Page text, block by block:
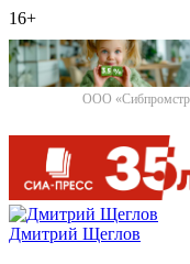
16+
ООО
Дмитрий Щеглов